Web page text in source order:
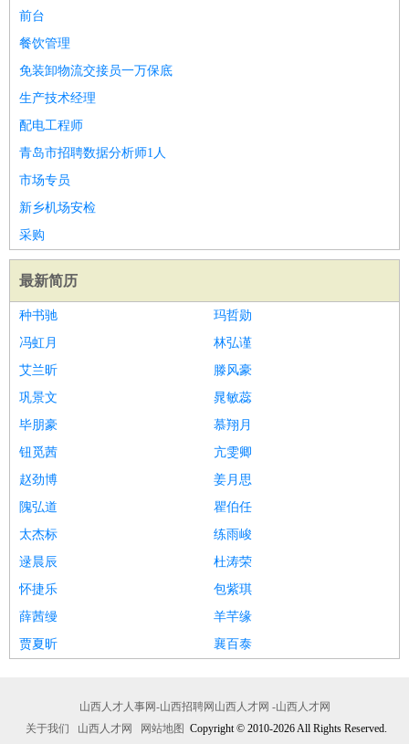
前台
餐饮管理
免装卸物流交接员一万保底
生产技术经理
配电工程师
青岛市招聘数据分析师1人
市场专员
新乡机场安检
采购
最新简历
种书驰
玛哲勋
冯虹月
林弘谨
艾兰昕
滕风豪
巩景文
晁敏蕊
毕朋豪
慕翔月
钮觅茜
亢雯卿
赵劲博
姜月思
隗弘道
瞿伯任
太杰标
练雨峻
逯晨辰
杜涛荣
怀捷乐
包紫琪
薛茜缦
羊芊缘
贾夏昕
襄百泰
山西人才人事网-山西招聘网山西人才网 -山西人才网
关于我们
山西人才网 网站地图 Copyright © 2010-2026 All Rights Reserved.